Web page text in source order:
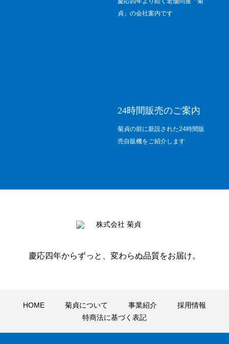
貞」の会社案内です
24時間販売のご案内
菊貞の前に新設された24時間販
売自販機をご紹介します
慶応四年からずっと、変わらぬ品質をお届け。
HOME 菊貞について 事業紹介
採用情報
特商法に基づく表記